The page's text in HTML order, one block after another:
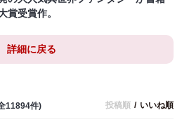
受賞作。
詳細に戻る
11894件) 投稿順 / いいね順